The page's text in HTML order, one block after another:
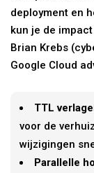
deployment en
kun je de
Brian Krebs
Google Cloud
TTL
voor de
wijzigingen
Parallelle